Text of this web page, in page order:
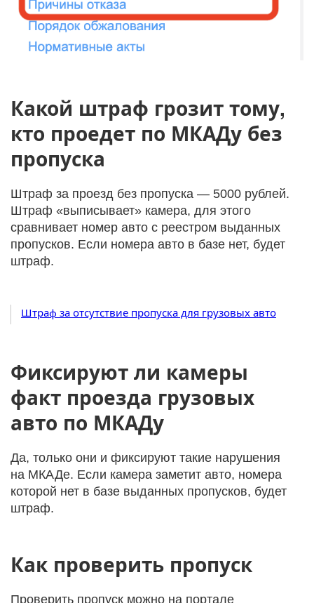
Какой штраф грозит тому,
кто проедет по МКАДу без
пропуска
Штраф за проезд без пропуска — 5000 рублей.
Штраф «выписывает» камера, для этого
сравнивает номер авто с реестром выданных
пропусков. Если номера авто в базе нет, будет
штраф.
Штраф за отсутствие пропуска для грузовых авто
Фиксируют ли камеры
факт проезда грузовых
авто по МКАДу
Да, только они и фиксируют такие нарушения
на МКАДе. Если камера заметит авто, номера
которой нет в базе выданных пропусков, будет
штраф.
Как проверить пропуск
Проверить пропуск можно на портале